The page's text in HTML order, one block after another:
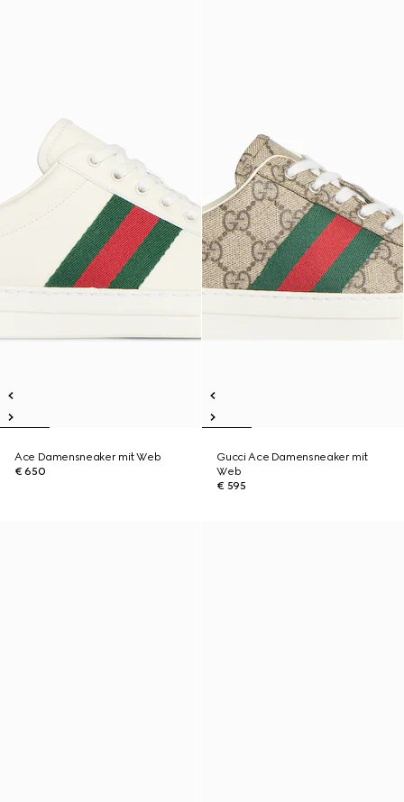
Ace Damensneaker mit Web
€ 650
Gucci Ace Damensneaker mit
Web
€ 595